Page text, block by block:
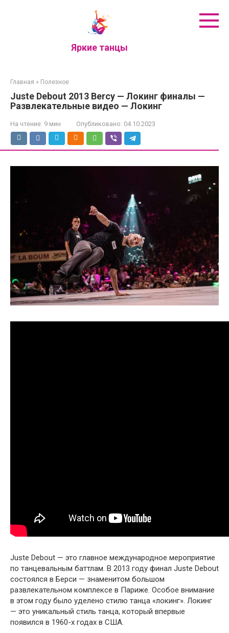
Яркие танцы
Главная » Полезное
Juste Debout 2013 Bercy — Локинг финалы —
Развлекательные видео — Локинг
На чтение: 9 мин Опубликовано: 04.10.2023
Juste Debout — это главное международное мероприятие
по танцевальным баттлам. В 2013 году финал Juste Debout
состоялся в Берси — знаменитом большом
развлекательном комплексе в Париже. Особое внимание
в этом году было уделено стилю танца «локинг». Локинг
— это уникальный стиль танца, который впервые
появился в 1960-х годах в США.